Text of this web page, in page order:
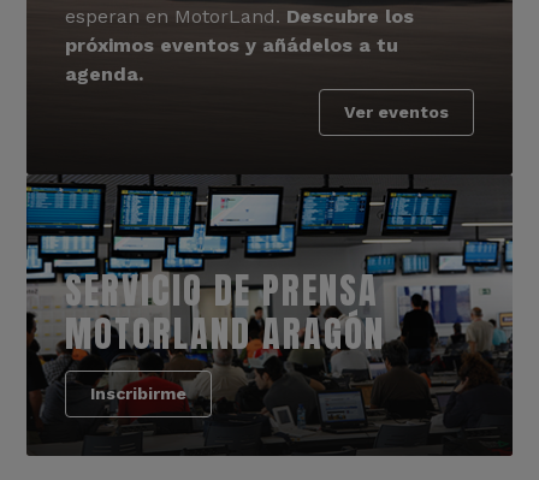
esperan en MotorLand. Descubre los
próximos eventos y añádelos a tu
agenda.
Ver eventos
SERVICIO DE PRENSA
MOTORLAND ARAGÓN
Inscribirme